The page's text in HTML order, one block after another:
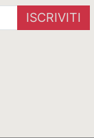
ISCRIVITI